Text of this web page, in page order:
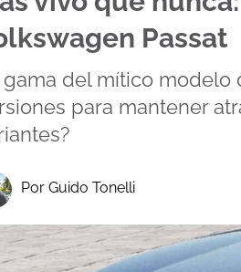
Passat
gama del mítico modelo
para mantener
Por Guido Tonelli